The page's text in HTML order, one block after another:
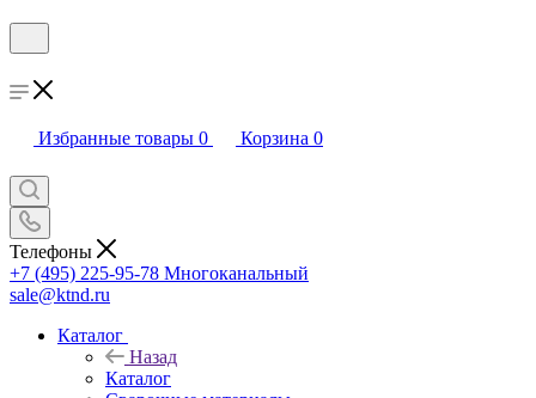
Избранные товары 0 Корзина 0
Телефоны
+7 (495) 225-95-78 Многоканальный
sale@ktnd.ru
Каталог
Назад
Каталог